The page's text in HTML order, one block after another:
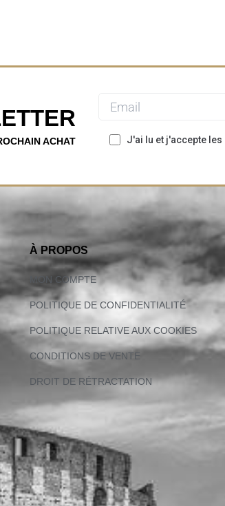
ACHAT J'ai lu et j'accepte les
À PROPOS
MON COMPTE
POLITIQUE DE CONFIDENTIALITÉ
POLITIQUE RELATIVE AUX COOKIES
CONDITIONS DE VENTE
DROIT DE RÉTRACTATION